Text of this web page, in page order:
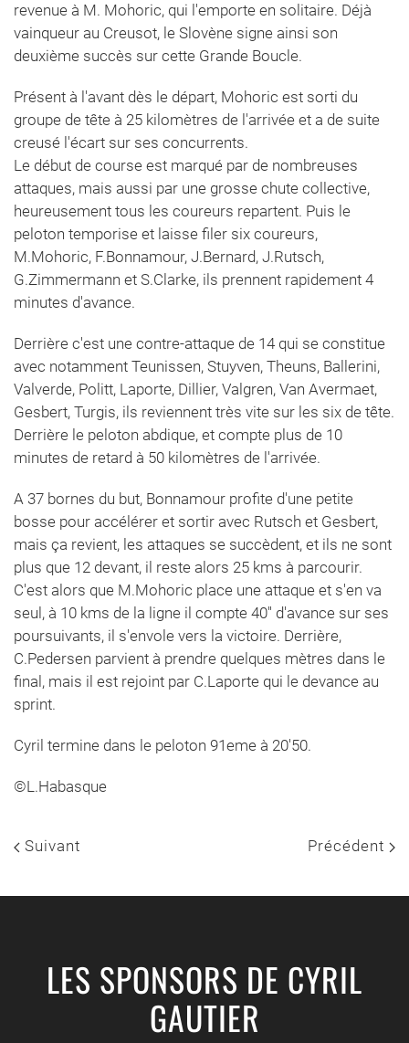
revenue à M. Mohoric, qui l'emporte en solitaire. Déjà
vainqueur au Creusot, le Slovène signe ainsi son
deuxième succès sur cette Grande Boucle.
Présent à l'avant dès le départ, Mohoric est sorti du
groupe de tête à 25 kilomètres de l'arrivée et a de suite
creusé l'écart sur ses concurrents.
Le début de course est marqué par de nombreuses
attaques, mais aussi par une grosse chute collective,
heureusement tous les coureurs repartent. Puis le
peloton temporise et laisse filer six coureurs,
M.Mohoric, F.Bonnamour, J.Bernard, J.Rutsch,
G.Zimmermann et S.Clarke, ils prennent rapidement 4
minutes d'avance.
Derrière c'est une contre-attaque de 14 qui se constitue
avec notamment Teunissen, Stuyven, Theuns, Ballerini,
Valverde, Politt, Laporte, Dillier, Valgren, Van Avermaet,
Gesbert, Turgis, ils reviennent très vite sur les six de tête.
Derrière le peloton abdique, et compte plus de 10
minutes de retard à 50 kilomètres de l'arrivée.
A 37 bornes du but, Bonnamour profite d'une petite
bosse pour accélérer et sortir avec Rutsch et Gesbert,
mais ça revient, les attaques se succèdent, et ils ne sont
plus que 12 devant, il reste alors 25 kms à parcourir.
C'est alors que M.Mohoric place une attaque et s'en va
seul, à 10 kms de la ligne il compte 40'' d'avance sur ses
poursuivants, il s'envole vers la victoire. Derrière,
C.Pedersen parvient à prendre quelques mètres dans le
final, mais il est rejoint par C.Laporte qui le devance au
sprint.
Cyril termine dans le peloton 91eme à 20'50.
©L.Habasque
Suivant Précédent
LES SPONSORS DE CYRIL
GAUTIER